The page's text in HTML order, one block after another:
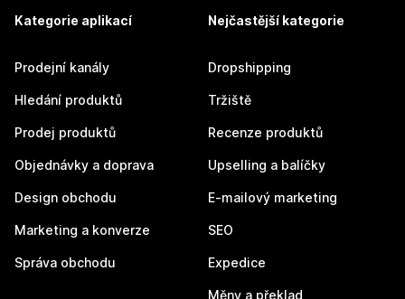
Kategorie aplikací
Prodejní kanály
Hledání produktů
Prodej produktů
Objednávky a doprava
Design obchodu
Marketing a konverze
Správa obchodu
Nejčastější kategorie
Dropshipping
Tržiště
Recenze produktů
Upselling a balíčky
E-mailový marketing
SEO
Expedice
Měny a překlad